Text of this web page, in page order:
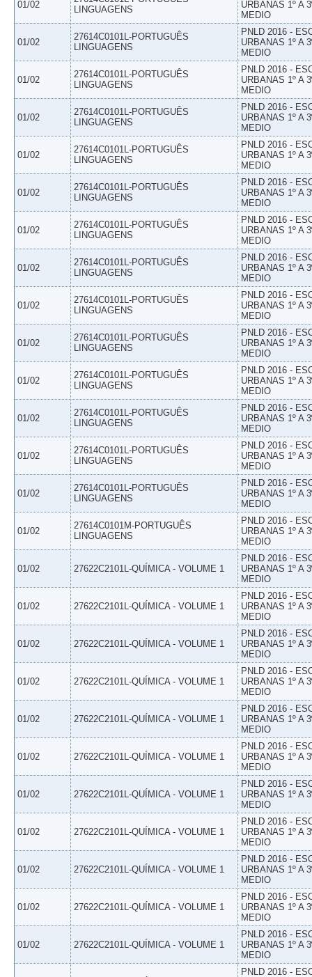
01/02
LINGUAGENS
URBANAS 1º A
MEDIO
01/02
27614C0101L-PORTUGUÊS
LINGUAGENS
PNLD 2016 -
URBANAS 1º A
MEDIO
01/02
27614C0101L-PORTUGUÊS
LINGUAGENS
PNLD 2016 -
URBANAS 1º A
MEDIO
01/02
27614C0101L-PORTUGUÊS
LINGUAGENS
PNLD 2016 -
URBANAS 1º A
MEDIO
01/02
27614C0101L-PORTUGUÊS
LINGUAGENS
PNLD 2016 -
URBANAS 1º A
MEDIO
01/02
27614C0101L-PORTUGUÊS
LINGUAGENS
PNLD 2016 -
URBANAS 1º A
MEDIO
01/02
27614C0101L-PORTUGUÊS
LINGUAGENS
PNLD 2016 -
URBANAS 1º A
MEDIO
01/02
27614C0101L-PORTUGUÊS
LINGUAGENS
PNLD 2016 -
URBANAS 1º A
MEDIO
01/02
27614C0101L-PORTUGUÊS
LINGUAGENS
PNLD 2016 -
URBANAS 1º A
MEDIO
01/02
27614C0101L-PORTUGUÊS
LINGUAGENS
PNLD 2016 -
URBANAS 1º A
MEDIO
01/02
27614C0101L-PORTUGUÊS
LINGUAGENS
PNLD 2016 -
URBANAS 1º A
MEDIO
01/02
27614C0101L-PORTUGUÊS
LINGUAGENS
PNLD 2016 -
URBANAS 1º A
MEDIO
01/02
27614C0101L-PORTUGUÊS
LINGUAGENS
PNLD 2016 -
URBANAS 1º A
MEDIO
01/02
27614C0101L-PORTUGUÊS
LINGUAGENS
PNLD 2016 -
URBANAS 1º A
MEDIO
01/02
27614C0101M-PORTUGUÊS
LINGUAGENS
PNLD 2016 -
URBANAS 1º A
MEDIO
01/02 27622C2101L-QUÍMICA - VOLUME 1
PNLD 2016 -
URBANAS 1º A
MEDIO
01/02 27622C2101L-QUÍMICA - VOLUME 1
PNLD 2016 -
URBANAS 1º A
MEDIO
01/02 27622C2101L-QUÍMICA - VOLUME 1
PNLD 2016 -
URBANAS 1º A
MEDIO
01/02 27622C2101L-QUÍMICA - VOLUME 1
PNLD 2016 -
URBANAS 1º A
MEDIO
01/02 27622C2101L-QUÍMICA - VOLUME 1
PNLD 2016 -
URBANAS 1º A
MEDIO
01/02 27622C2101L-QUÍMICA - VOLUME 1
PNLD 2016 -
URBANAS 1º A
MEDIO
01/02 27622C2101L-QUÍMICA - VOLUME 1
PNLD 2016 -
URBANAS 1º A
MEDIO
01/02 27622C2101L-QUÍMICA - VOLUME 1
PNLD 2016 -
URBANAS 1º A
MEDIO
01/02 27622C2101L-QUÍMICA - VOLUME 1
PNLD 2016 -
URBANAS 1º A
MEDIO
01/02 27622C2101L-QUÍMICA - VOLUME 1
PNLD 2016 -
URBANAS 1º A
MEDIO
01/02 27622C2101L-QUÍMICA - VOLUME 1
PNLD 2016 -
URBANAS 1º A
MEDIO
PNLD 2016 -